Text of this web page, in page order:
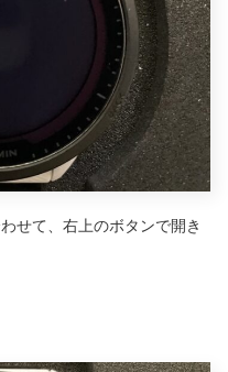
せて、右上のボタンで開き